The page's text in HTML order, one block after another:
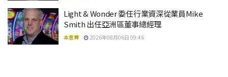
Light & Wonder 委任行業資深從業員Mike
Smith 出任亞洲區董事總經理
本思齊 2026年08月06日 09:46